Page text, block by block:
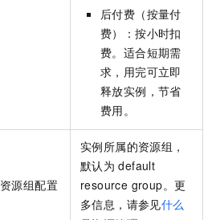
后付费（按量付
费）：按小时扣
费。适合短期需
求，用完可立即
释放实例，节省
费用。
资源组配置
实例所属的资源组，
默认为 default
resource group。更
多信息，请参见什么